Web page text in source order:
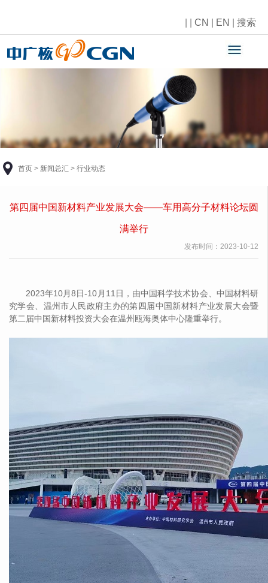
CN EN 搜索
首页 > 新闻总汇 > 行业动态
第四届中国新材料产业发展大会——车用高分子材料论坛圆
满举行
发布时间： 2023-10-12
2023年10月8日-10月11日，由中国科学技术协会、中国材料研
究学会、温州市人民政府主办的第四届中国新材料产业发展大会暨
第二届中国新材料投资大会在温州瓯海奥体中心隆重举行。